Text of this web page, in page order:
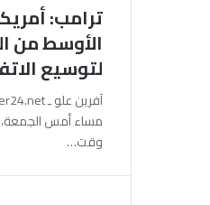
ترامب:
الأوسط من
لتوسيع
مساء أمس الجمعة،
وقت…